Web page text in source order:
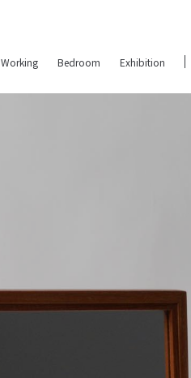
Working Bedroom Exhibition